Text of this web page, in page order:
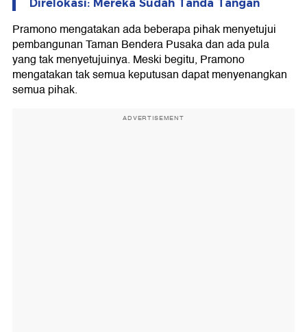
Direlokasi: Mereka Sudah Tanda Tangan
Pramono mengatakan ada beberapa pihak menyetujui
pembangunan Taman Bendera Pusaka dan ada pula
yang tak menyetujuinya. Meski begitu, Pramono
mengatakan tak semua keputusan dapat menyenangkan
semua pihak.
ADVERTISEMENT